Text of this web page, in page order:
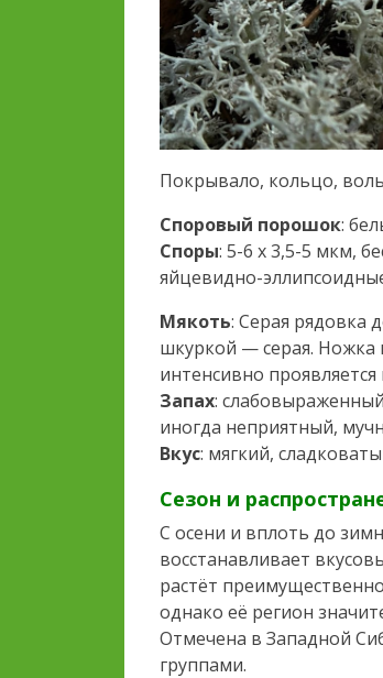
Покрывало, кольцо,
Споровый порошок:
Споры: 5-6 х 3,5-5 мкм,
яйцевидно-
Мякоть: Серая рядовка
шкуркой — серая. Ножка
интенсивно
Запах:
иногда неприятный,
Вкус: мягкий,
Сезон и
С осени и вплоть до
восстанавливает
растёт
однако её регион
Отмечена в Западной
группами.